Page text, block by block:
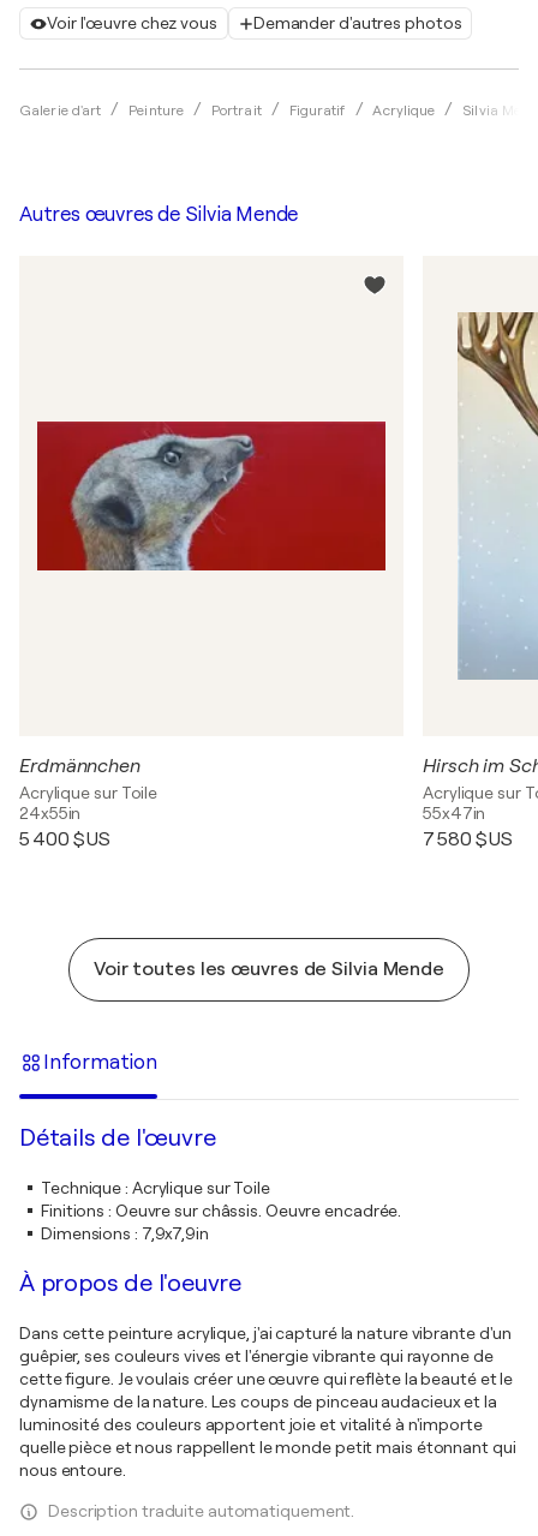
Voir l'œuvre chez vous Demander d'autres photos
Galerie d'art Peinture Portrait Figuratif Acrylique Silvia
Autres œuvres de Silvia Mende
Erdmännchen
Acrylique sur Toile
24x55in
5 400 $US
Hirsch im
Acrylique sur
55x47in
7 580 $US
Voir toutes les œuvres de Silvia Mende
Information
Détails de l'œuvre
Technique: Acrylique sur Toile
Finitions : Oeuvre sur châssis. Oeuvre encadrée.
Dimensions : 7,9x7,9in
À propos de l'oeuvre
Dans cette peinture acrylique, j'ai capturé la nature vibrante d'un
guêpier, ses couleurs vives et l'énergie vibrante qui rayonne de
cette figure. Je voulais créer une œuvre qui reflète la beauté et le
dynamisme de la nature. Les coups de pinceau audacieux et la
luminosité des couleurs apportent joie et vitalité à n'importe
quelle pièce et nous rappellent le monde petit mais étonnant qui
nous entoure.
Description traduite automatiquement.